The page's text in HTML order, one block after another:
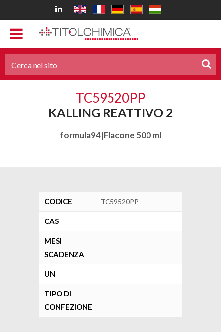
TC59520PP
KALLING REATTIVO 2
formula94|Flacone 500 ml
CODICE TC59520PP
CAS
MESI
SCADENZA
UN
TIPO DI
CONFEZIONE